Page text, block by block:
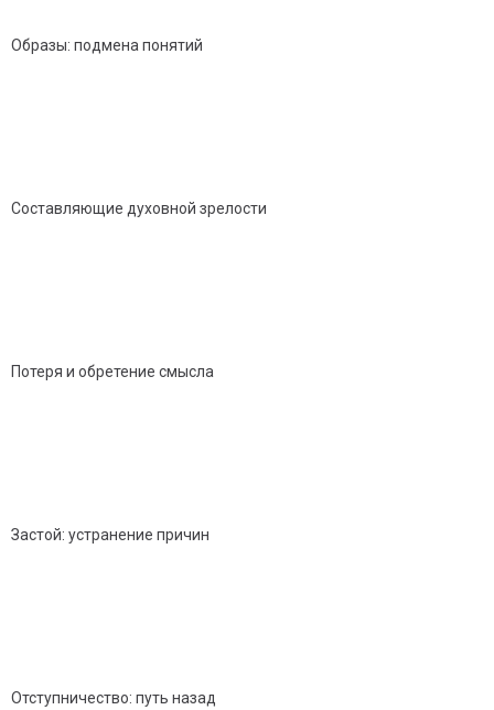
Образы: подмена понятий
Составляющие духовной зрелости
Потеря и обретение смысла
Застой: устранение причин
Отступничество: путь назад